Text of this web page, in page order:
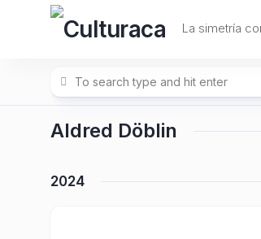
La simetría
Aldred Döblin
2024